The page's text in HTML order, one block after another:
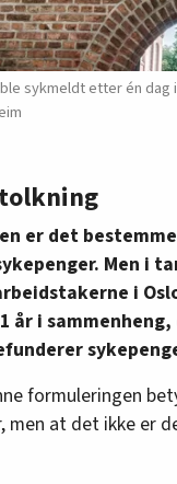
sykmeldt etter én
er det
Men i
i
år i
formuleringen
men at det ikke er